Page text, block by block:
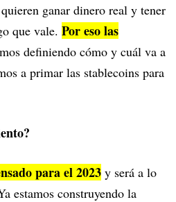
ganar dinero real y tener
que vale. Por eso las
definiendo cómo y cuál va a
a primar las stablecoins para
para el 2023 y será a lo
estamos construyendo la